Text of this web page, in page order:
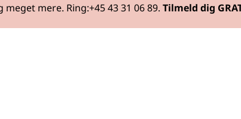
mere. Ring:+45 43 31 06 89. Tilmeld dig